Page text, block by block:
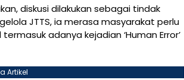
diskusi dilakukan sebagai tindak
JTTS, ia merasa masyarakat perlu
adanya kejadian ‘Human Error’
Artikel